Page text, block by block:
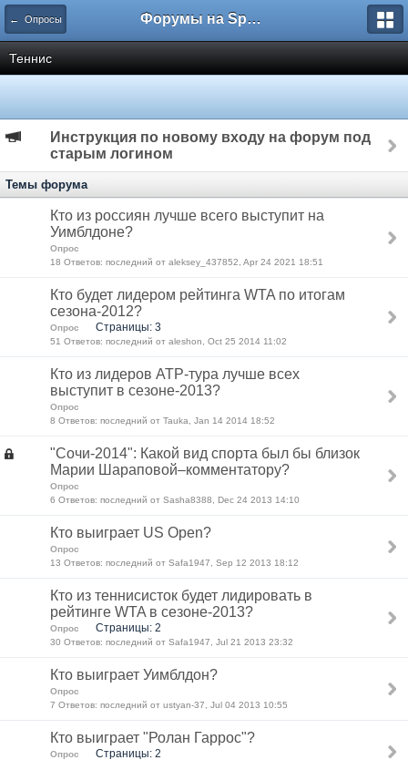
← Опросы Форумы на Sportbox.ru
Теннис
Инструкция по новому входу на форум под
старым логином
Темы форума
Кто из россиян лучше всего выступит на
Уимблдоне?
Опрос
18 Ответов: последний от aleksey_437852, Apr 24 2021 18:51
Кто будет лидером рейтинга WTA по итогам
сезона-2012?
Опрос Страницы: 3
51 Ответов: последний от aleshon, Oct 25 2014 11:02
Кто из лидеров ATP-тура лучше всех
выступит в сезоне-2013?
Опрос
8 Ответов: последний от Tauka, Jan 14 2014 18:52
"Сочи-2014": Какой вид спорта был бы близок
Марии Шараповой–комментатору?
Опрос
6 Ответов: последний от Sasha8388, Dec 24 2013 14:10
Кто выиграет US Open?
Опрос
13 Ответов: последний от Safa1947, Sep 12 2013 18:12
Кто из теннисисток будет лидировать в
рейтинге WTA в сезоне-2013?
Опрос Страницы: 2
30 Ответов: последний от Safa1947, Jul 21 2013 23:32
Кто выиграет Уимблдон?
Опрос
7 Ответов: последний от ustyan-37, Jul 04 2013 10:55
Кто выиграет "Ролан Гаррос"?
Опрос Страницы: 2